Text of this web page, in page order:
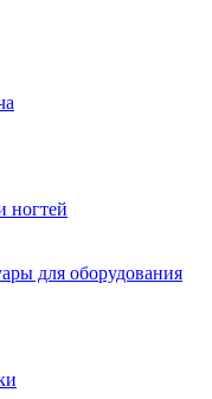
ногтей
для оборудования